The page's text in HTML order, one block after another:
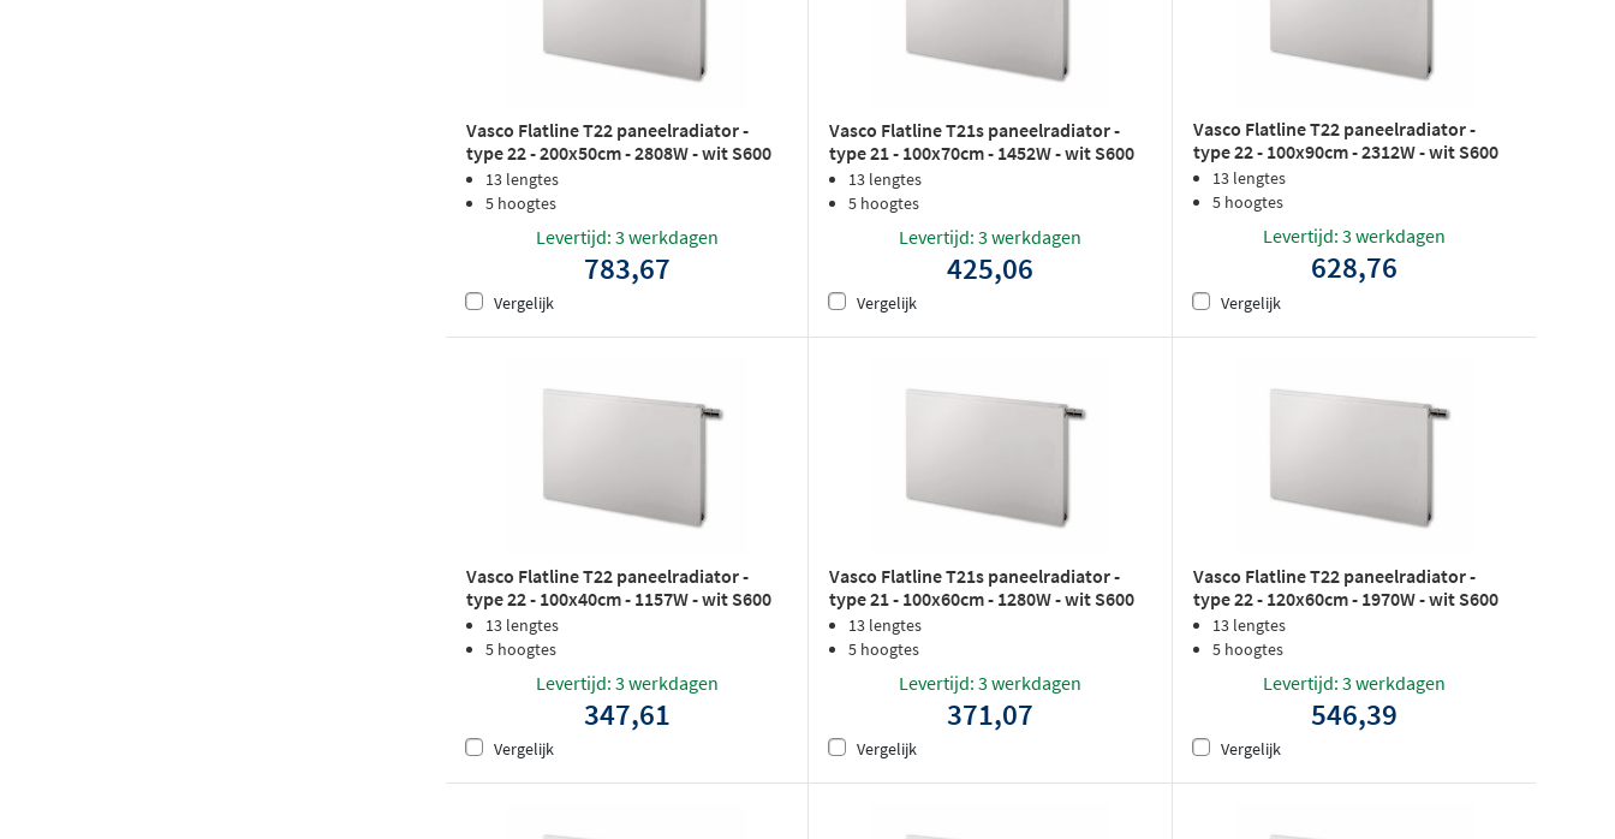
Vasco Flatline T22 paneelradiator -
type 22 - 200x50cm - 2808W - wit S600
structuurlak
13 lengtes
5 hoogtes
Levertijd: 3 werkdagen
783,67
Vergelijk
Vasco Flatline T21s paneelradiator -
type 21 - 100x70cm - 1452W - wit S600
structuurlak
13 lengtes
5 hoogtes
Levertijd: 3 werkdagen
425,06
Vergelijk
Vasco Flatline T22 paneelradiator -
type 22 - 100x90cm - 2312W - wit S600
structuurlak
13 lengtes
5 hoogtes
Levertijd: 3 werkdagen
628,76
Vergelijk
Vasco Flatline T22 paneelradiator -
type 22 - 100x40cm - 1157W - wit S600
structuurlak
13 lengtes
5 hoogtes
Levertijd: 3 werkdagen
347,61
Vergelijk
Vasco Flatline T21s paneelradiator -
type 21 - 100x60cm - 1280W - wit S600
structuurlak
13 lengtes
5 hoogtes
Levertijd: 3 werkdagen
371,07
Vergelijk
Vasco Flatline T22 paneelradiator -
type 22 - 120x60cm - 1970W - wit S600
structuurlak
13 lengtes
5 hoogtes
Levertijd: 3 werkdagen
546,39
Vergelijk